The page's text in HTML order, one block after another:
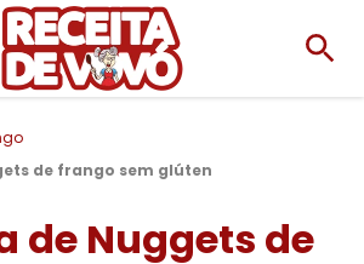
de frango sem glúten
de Nuggets de